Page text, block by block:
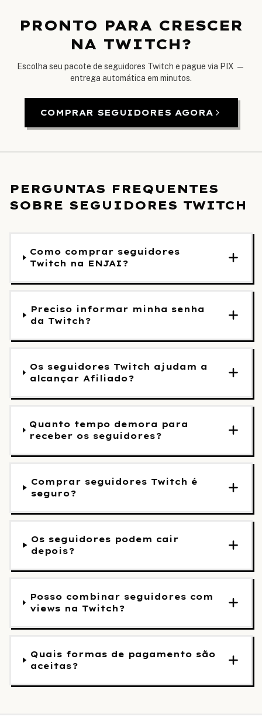
PRONTO PARA CRESCER
NA TWITCH?
Escolha seu pacote de seguidores Twitch e pague via PIX —
entrega automática em minutos.
COMPRAR SEGUIDORES AGORA
PERGUNTAS FREQUENTES
SOBRE SEGUIDORES TWITCH
Como comprar seguidores
Twitch na ENJAI?
Preciso informar minha senha
da Twitch?
Os seguidores Twitch ajudam a
alcançar Afiliado?
Quanto tempo demora para
receber os seguidores?
Comprar seguidores Twitch é
seguro?
Os seguidores podem cair
depois?
Posso combinar seguidores com
views na Twitch?
Quais formas de pagamento são
aceitas?